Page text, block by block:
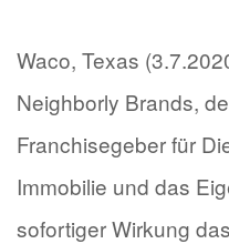
Waco, Texas
Neighborly Brands,
Franchisegeber für
Immobilie und das
sofortiger Wirkung